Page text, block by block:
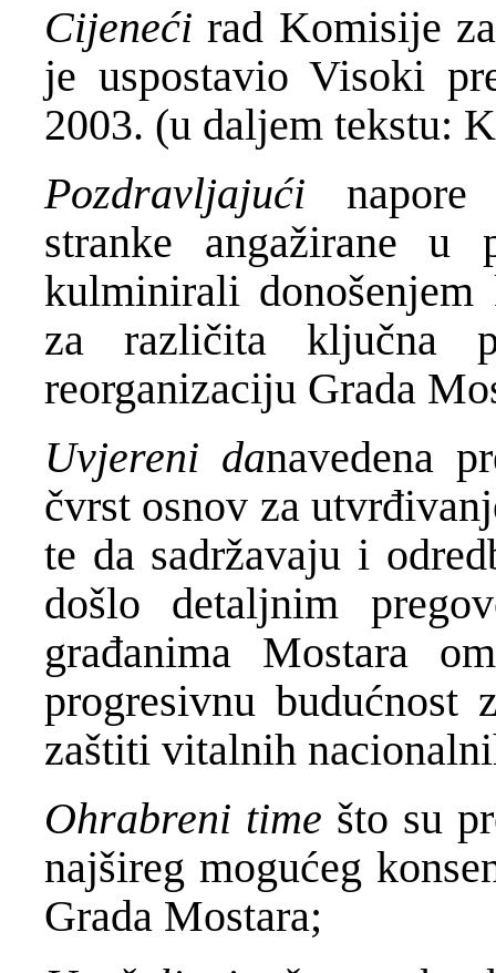
Cijenećirad Komisije
je uspostavio Visoki
2003. (u daljem tekstu:
Pozdravljajući
stranke angažirane
kulminirali
za različita ključna
reorganizaciju Grada
Uvjereni danavedena
čvrst osnov za
te da sadržavaju i
došlo detaljnim
građanima Mostara
progresivnu budućnost
zaštiti vitalnih
Ohrabreni time što su
najšireg mogućeg
Grada Mostara;